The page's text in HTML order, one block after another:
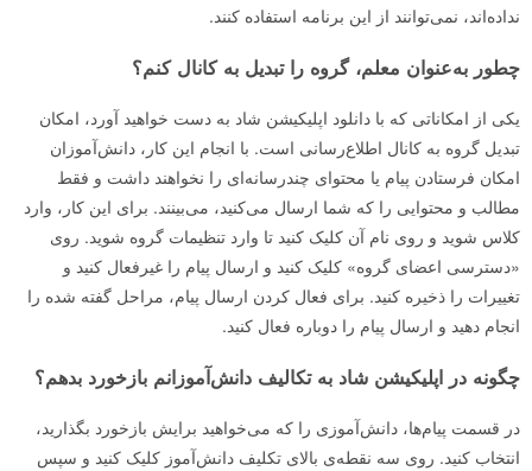
نداده‌اند، نمی‌توانند از این برنامه استفاده کنند.
چطور به‌عنوان معلم، گروه را تبدیل به کانال کنم؟
یکی از امکاناتی که با دانلود اپلیکیشن شاد به دست خواهید آورد، امکان
تبدیل گروه به کانال اطلاع‌رسانی است. با انجام این کار، دانش‌آموزان
امکان فرستادن پیام یا محتوای چندرسانه‌ای را نخواهند داشت و فقط
مطالب و محتوایی را که شما ارسال می‌کنید، می‌بینند. برای این کار، وارد
کلاس شوید و روی نام آن کلیک کنید تا وارد تنظیمات گروه شوید. روی
«دسترسی اعضای گروه» کلیک کنید و ارسال پیام را غیرفعال کنید و
تغییرات را ذخیره کنید. برای فعال کردن ارسال پیام، مراحل گفته شده را
انجام دهید و ارسال پیام را دوباره فعال کنید.
چگونه در اپلیکیشن شاد به تکالیف دانش‌آموزانم بازخورد بدهم؟
در قسمت پیام‌ها، دانش‌آموزی را که می‌خواهید برایش بازخورد بگذارید،
انتخاب کنید. روی سه‌ نقطه‌ی بالای تکلیف دانش‌آموز کلیک کنید و سپس